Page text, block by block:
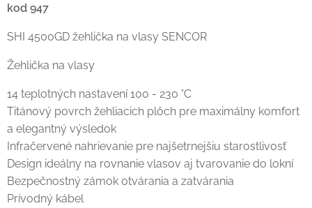
kod 947
SHI 4500GD žehlička na vlasy SENCOR
Žehlička na vlasy
14 teplotných nastavení 100 - 230 °C
Titánový povrch žehliacich plôch pre maximálny komfort
a elegantný výsledok
Infračervené nahrievanie pre najšetrnejšiu starostlivosť
Design ideálny na rovnanie vlasov aj tvarovanie do lokní
Bezpečnostný zámok otvárania a zatvárania
Prívodný kábel